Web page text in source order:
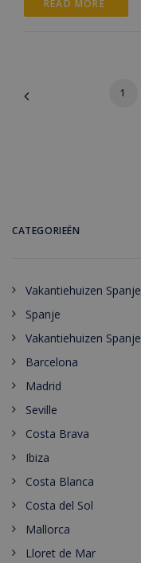
READ MORE
1
CATEGORIEËN
Vakantiehuizen Spanje
Spanje
Vakantiehuizen Spanje
Barcelona
Madrid
Seville
Costa Brava
Ibiza
Costa Blanca
Costa del Sol
Mallorca
Lloret de Mar